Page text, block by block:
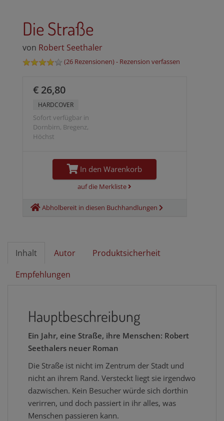
Die Straße
von Robert Seethaler
(26 Rezensionen) - Rezension verfassen
€ 26,80
HARDCOVER
Sofort verfügbar in
Dornbirn, Bregenz,
Höchst
In den Warenkorb
auf die Merkliste
Abholbereit in diesen Buchhandlungen
Inhalt Autor
Produktsicherheit
Empfehlungen
Hauptbeschreibung
Ein Jahr, eine Straße, ihre Menschen: Robert
Seethalers neuer Roman
Die Straße ist nicht im Zentrum der Stadt und
nicht an ihrem Rand. Versteckt liegt sie irgendwo
dazwischen. Kein Besucher würde sich dorthin
verirren, und doch passiert in ihr alles, was
Menschen passieren kann.